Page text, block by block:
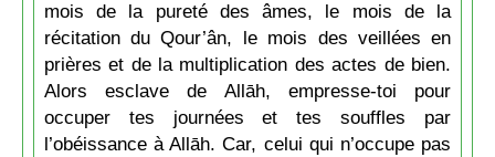
mois de la pureté des âmes, le mois de la
récitation du Qour’ân, le mois des veillées en
prières et de la multiplication des actes de bien.
Alors esclave de Allāh, empresse-toi pour
occuper tes journées et tes souffles par
l’obéissance à Allāh. Car, celui qui n’occupe pas